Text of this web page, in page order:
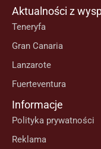
Aktualności z
Teneryfa
Gran Canaria
Lanzarote
Fuerteventura
Informacje
Polityka prywatności
Reklama